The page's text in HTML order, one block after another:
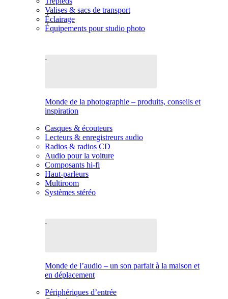
Valises & sacs de transport
Éclairage
Équipements pour studio photo
Monde de la photographie – produits, conseils et
inspiration
Casques & écouteurs
Lecteurs & enregistreurs audio
Radios & radios CD
Audio pour la voiture
Composants hi-fi
Haut-parleurs
Multiroom
Systèmes stéréo
Monde de l’audio – un son parfait à la maison et
en déplacement
Périphériques d’entrée